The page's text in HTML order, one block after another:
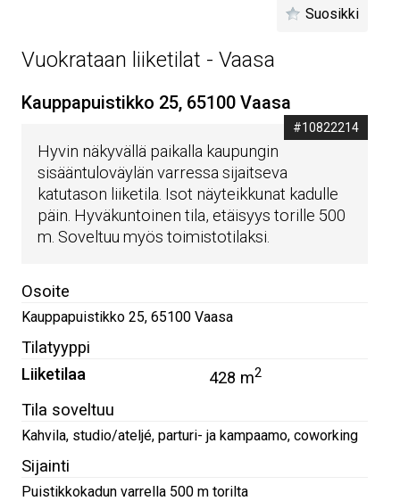
Suosikki
Vuokrataan liiketilat - Vaasa
Kauppapuistikko 25, 65100 Vaasa
#10822214
Hyvin näkyvällä paikalla kaupungin
sisääntuloväylän varressa sijaitseva
katutason liiketila. Isot näyteikkunat kadulle
päin. Hyväkuntoinen tila, etäisyys torille 500
m. Soveltuu myös toimistotilaksi.
Osoite
Kauppapuistikko 25, 65100 Vaasa
Tilatyyppi
Liiketilaa
428 m2
Tila soveltuu
Kahvila, studio/ateljé, parturi- ja kampaamo, coworking
Sijainti
Puistikkokadun varrella 500 m torilta